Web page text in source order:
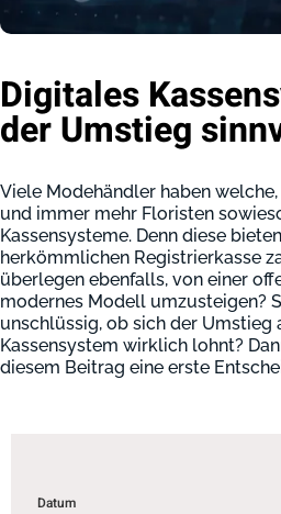
Digitales
der Umstieg
Viele Modehändler haben
und immer mehr Floristen
Kassensysteme. Denn diese
herkömmlichen Registrierkasse
überlegen ebenfalls, von einer
modernes Modell umzusteigen?
unschlüssig, ob sich der Umstieg
Kassensystem wirklich lohnt?
diesem Beitrag eine erste
Datum